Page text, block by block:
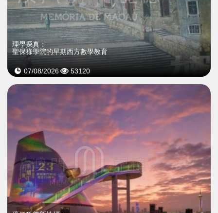
理學探真：
聖保祿學院的早期西方數學教育
07/08/2026 53120